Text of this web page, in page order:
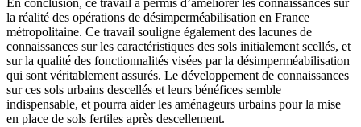
En conclusion, ce travail a permis d’améliorer les connaissances sur
la réalité des opérations de désimperméabilisation en France
métropolitaine. Ce travail souligne également des lacunes de
connaissances sur les caractéristiques des sols initialement scellés, et
sur la qualité des fonctionnalités visées par la désimperméabilisation
qui sont véritablement assurés. Le développement de connaissances
sur ces sols urbains descellés et leurs bénéfices semble
indispensable, et pourra aider les aménageurs urbains pour la mise
en place de sols fertiles après descellement.